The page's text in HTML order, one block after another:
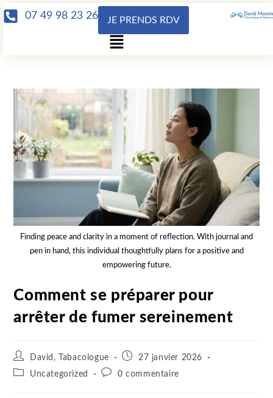
07 49 98 23 26 JE PRENDS RDV
Finding peace and clarity in a moment of reflection. With journal and
pen in hand, this individual thoughtfully plans for a positive and
empowering future.
Comment se préparer pour
arrêter de fumer sereinement
David, Tabacologue
27 janvier 2026
Uncategorized
0 commentaire